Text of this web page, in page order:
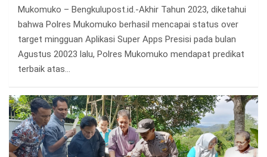
Mukomuko – Bengkulupost.id.-Akhir Tahun 2023, diketahui
bahwa Polres Mukomuko berhasil mencapai status over
target mingguan Aplikasi Super Apps Presisi pada bulan
Agustus 20023 lalu, Polres Mukomuko mendapat predikat
terbaik atas…